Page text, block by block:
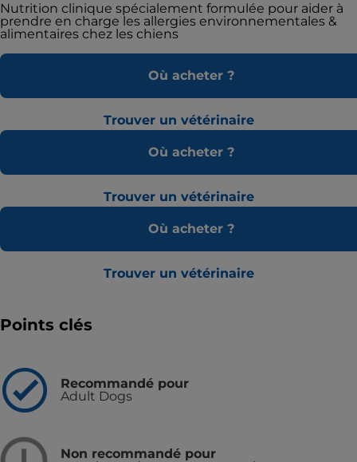
Nutrition clinique spécialement formulée pour aider à
prendre en charge les allergies environnementales &
alimentaires chez les chiens
Où acheter ?
Trouver un vétérinaire
Où acheter ?
Trouver un vétérinaire
Où acheter ?
Trouver un vétérinaire
Points clés
Recommandé pour
Adult Dogs
Non recommandé pour